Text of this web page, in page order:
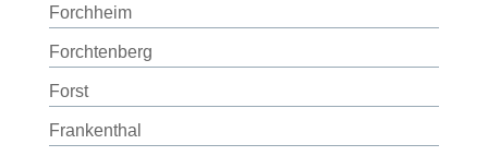
Forchheim
Forchtenberg
Forst
Frankenthal